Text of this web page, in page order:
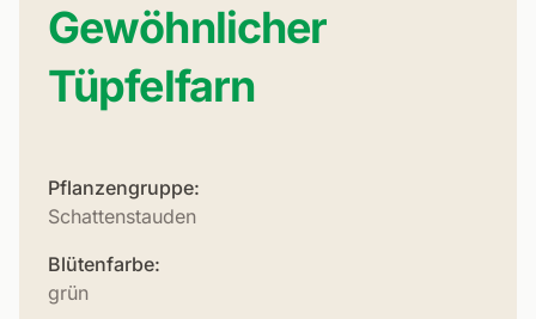
Gewöhnlicher
Tüpfelfarn
Pflanzengruppe:
Schattenstauden
Blütenfarbe:
grün